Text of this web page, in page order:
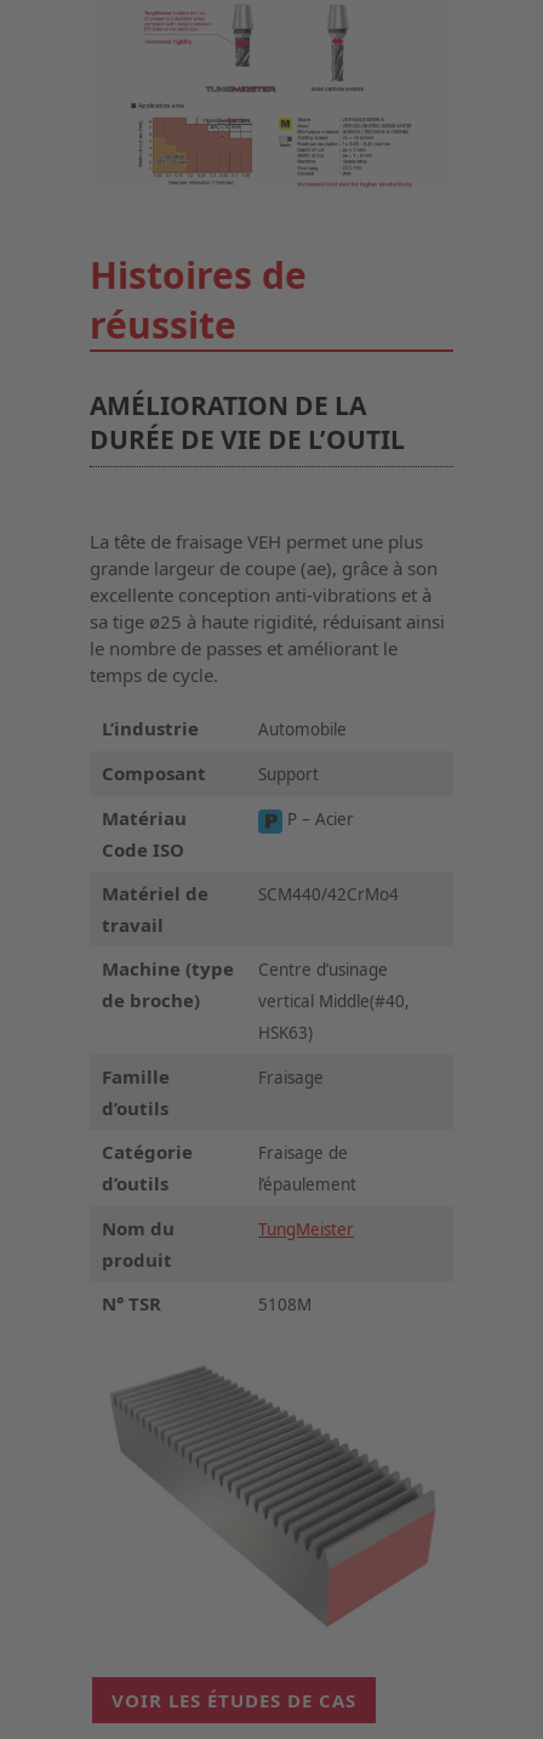
Histoires de
réussite
AMÉLIORATION DE LA
DURÉE DE VIE DE L’OUTIL
La tête de fraisage VEH permet une plus
grande largeur de coupe (ae), grâce à son
excellente conception anti-vibrations et à
sa tige ø25 à haute rigidité, réduisant ainsi
le nombre de passes et améliorant le
temps de cycle.
L’industrie Automobile
Composant Support
Matériau
Code ISO
P – Acier
Matériel de
travail
SCM440/42CrMo4
Machine (type
de broche)
Centre d’usinage
vertical Middle(#40,
HSK63)
Famille
d’outils
Fraisage
Catégorie
d’outils
Fraisage de
l’épaulement
Nom du
produit
TungMeister
N° TSR 5108M
VOIR LES ÉTUDES DE CAS